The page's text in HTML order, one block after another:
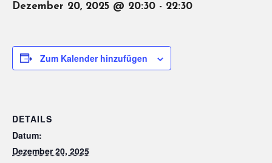
Dezember 20, 2025 @ 20:30 - 22:30
Zum Kalender hinzufügen
DETAILS
Datum:
Dezember 20, 2025